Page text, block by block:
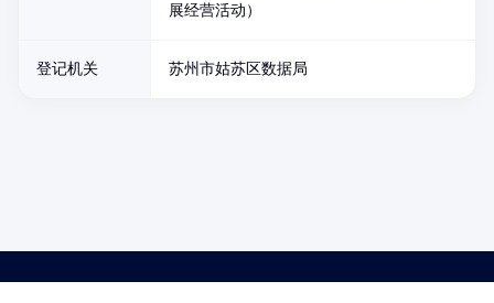
展经营活动）
登记机关 苏州市姑苏区数据局